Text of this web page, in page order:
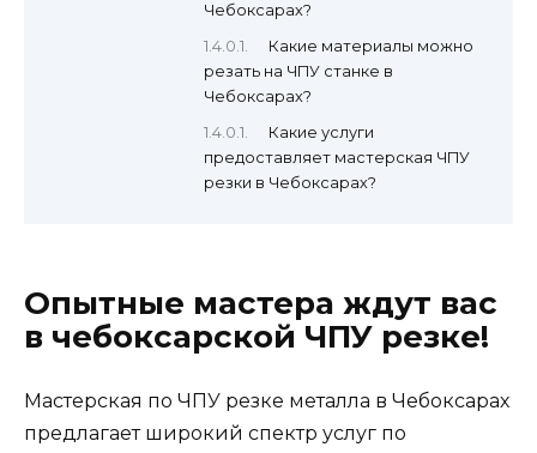
Чебоксарах?
Какие материалы можно
резать на ЧПУ станке в
Чебоксарах?
Какие услуги
предоставляет мастерская ЧПУ
резки в Чебоксарах?
Опытные мастера ждут вас
в чебоксарской ЧПУ резке!
Мастерская по ЧПУ резке металла в Чебоксарах
предлагает широкий спектр услуг по